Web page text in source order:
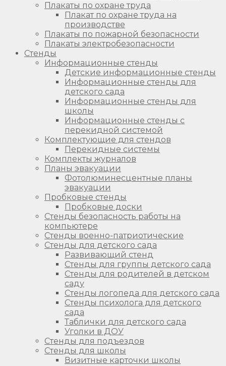
Плакаты по охране труда
Плакат по охране труда на
производстве
Плакаты по пожарной безопасности
Плакаты электробезопасности
Стенды
Информационные стенды
Детские информационные стенды
Информационные стенды для
детского сада
Информационные стенды для
школы
Информационные стенды с
перекидной системой
Комплектующие для стендов
Перекидные системы
Комплекты журналов
Планы эвакуации
Фотолюминесцентные планы
эвакуации
Пробковые стенды
Пробковые доски
Стенды безопасность работы на
компьютере
Стенды военно-патриотические
Стенды для детского сада
Развивающий стенд
Стенды для группы детского сада
Стенды для родителей в детском
саду
Стенды логопеда для детского сада
Стенды психолога для детского
сада
Таблички для детского сада
Уголки в ДОУ
Стенды для подъездов
Стенды для школы
Визитные карточки школы